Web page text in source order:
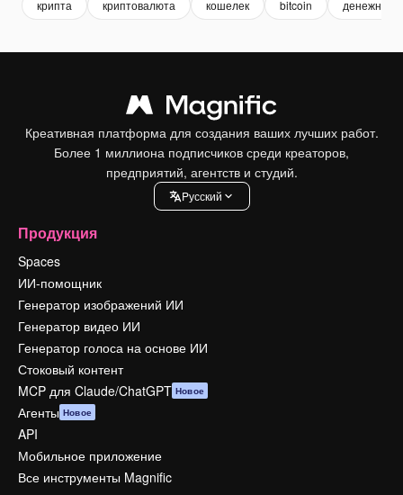
крипта криптовалюта кошелек bitcoin денежные
Креативная платформа для создания ваших лучших работ.
Более 1 миллиона подписчиков среди креаторов,
предприятий, агентств и студий.
Pусский
Продукция
Spaces
ИИ-помощник
Генератор изображений ИИ
Генератор видео ИИ
Генератор голоса на основе ИИ
Стоковый контент
MCP для Claude/ChatGPT Новое
Агенты Новое
API
Мобильное приложение
Все инструменты Magnific